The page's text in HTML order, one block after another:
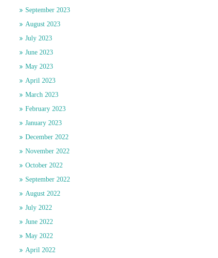
September 2023
August 2023
July 2023
June 2023
May 2023
April 2023
March 2023
February 2023
January 2023
December 2022
November 2022
October 2022
September 2022
August 2022
July 2022
June 2022
May 2022
April 2022